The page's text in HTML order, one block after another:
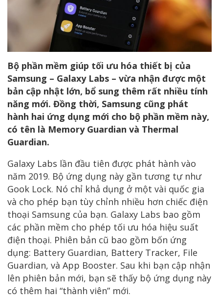
Bộ phần mềm giúp tối ưu hóa thiết bị của
Samsung – Galaxy Labs – vừa nhận được một
bản cập nhật lớn, bổ sung thêm rất nhiều tính
năng mới. Đồng thời, Samsung cũng phát
hành hai ứng dụng mới cho bộ phần mềm này,
có tên là Memory Guardian và Thermal
Guardian.
Galaxy Labs lần đầu tiên được phát hành vào
năm 2019. Bộ ứng dụng này gần tương tự như
Gook Lock. Nó chỉ khả dụng ở một vài quốc gia
và cho phép bạn tùy chỉnh nhiều hơn chiếc điện
thoại Samsung của bạn. Galaxy Labs bao gồm
các phần mềm cho phép tối ưu hóa hiệu suất
điện thoại. Phiên bản cũ bao gồm bốn ứng
dụng: Battery Guardian, Battery Tracker, File
Guardian, và App Booster. Sau khi bạn cập nhận
lên phiên bản mới, bạn sẽ thấy bộ ứng dụng này
có thêm hai “thành viên” mới.